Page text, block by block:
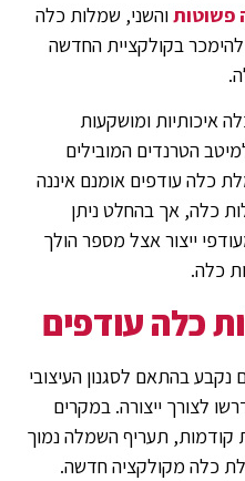
פשוטותוהשני, שמלות כלה
להימכר בקולקציית החדשה
איכותיות ומושקעות
הטרנדים המובילים
כלה עודפים אומנם איננה
כלה, אך בהחלט ניתן
ייצור אצל מספר הולך
כלה.
כלה עודפים
בהתאם לסגנון העיצובי
לצורך ייצורה. במקרים
קודמות, תעריף השמלה נמוך
כלה מקולקציה חדשה.